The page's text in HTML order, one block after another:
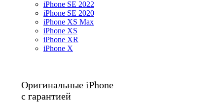
iPhone SE 2022
iPhone SE 2020
iPhone XS Max
iPhone XS
iPhone XR
iPhone X
Оригинальные iPhone
с гарантией